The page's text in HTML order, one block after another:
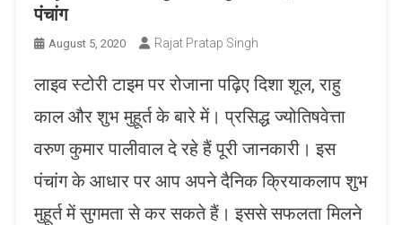
पंचांग
August 5, 2020 Rajat Pratap Singh
लाइव स्टोरी टाइम पर रोजाना पढ़िए दिशा शूल, राहु
काल और शुभ मुहूर्त के बारे में। प्रसिद्ध ज्योतिषवेत्ता
वरुण कुमार पालीवाल दे रहे हैं पूरी जानकारी। इस
पंचांग के आधार पर आप अपने दैनिक क्रियाकलाप शुभ
मुहूर्त में सुगमता से कर सकते हैं। इससे सफलता मिलने